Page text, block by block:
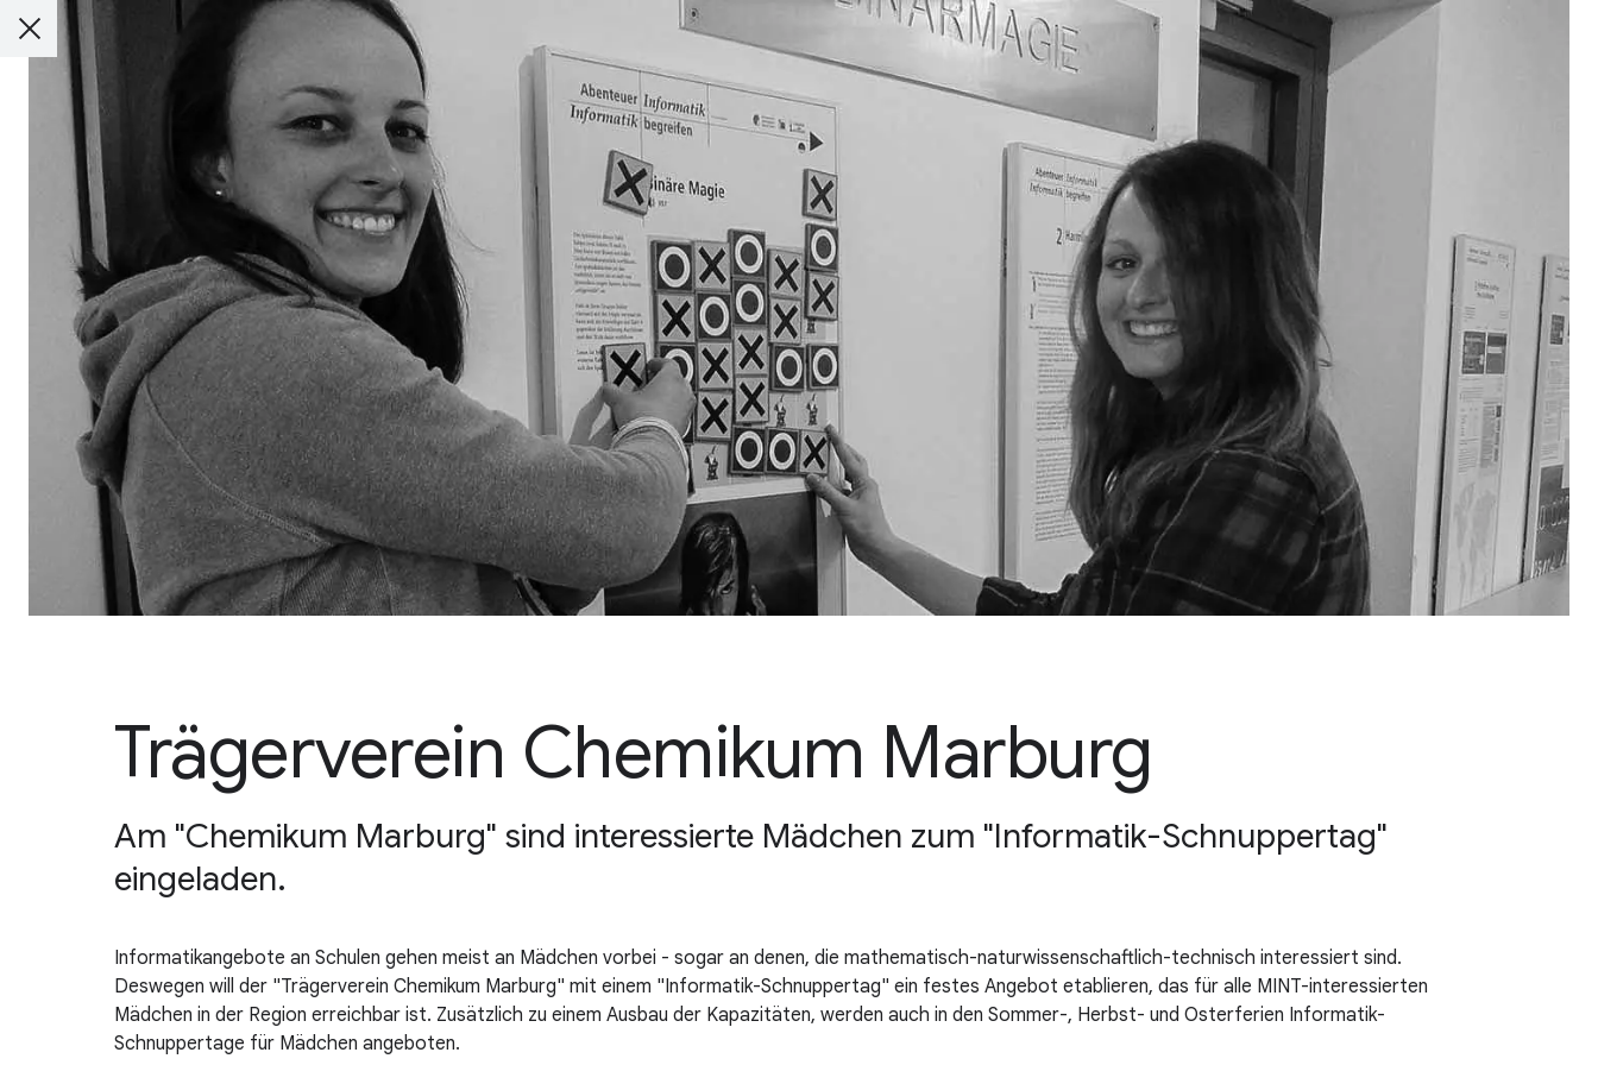
Trägerverein Chemikum Marburg
Am "Chemikum Marburg" sind interessierte Mädchen zum "Informatik-Schnuppertag"
eingeladen.
Informatikangebote an Schulen gehen meist an Mädchen vorbei - sogar an denen, die mathematisch-naturwissenschaftlich-technisch interessiert sind.
Deswegen will der "Trägerverein Chemikum Marburg" mit einem "Informatik-Schnuppertag" ein festes Angebot etablieren, das für alle MINT-interessierten
Mädchen in der Region erreichbar ist. Zusätzlich zu einem Ausbau der Kapazitäten, werden auch in den Sommer-, Herbst- und Osterferien Informatik-
Schnuppertage für Mädchen angeboten.